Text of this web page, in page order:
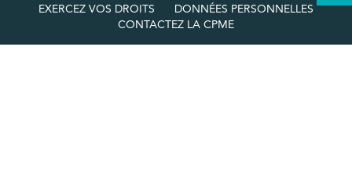
EXERCEZ VOS DROITS
DONNÉES PERSONNELLES
CONTACTEZ LA CPME